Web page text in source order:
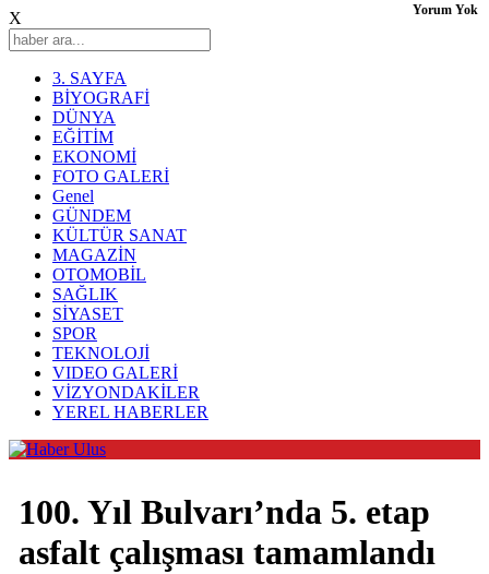
X
3. SAYFA
BİYOGRAFİ
DÜNYA
EĞİTİM
EKONOMİ
FOTO GALERİ
Genel
GÜNDEM
KÜLTÜR SANAT
MAGAZİN
OTOMOBİL
SAĞLIK
SİYASET
SPOR
TEKNOLOJİ
VIDEO GALERİ
VİZYONDAKİLER
YEREL HABERLER
100. Yıl Bulvarı’nda 5. etap
asfalt çalışması tamamlandı
Yorum Yok